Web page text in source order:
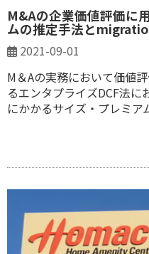
M&Aの企業価値評価に
ムの推定手法と
2021-09-01
M＆Aの実務において価値
るエンタプライズDCF法
にかかるサイズ・プレミア